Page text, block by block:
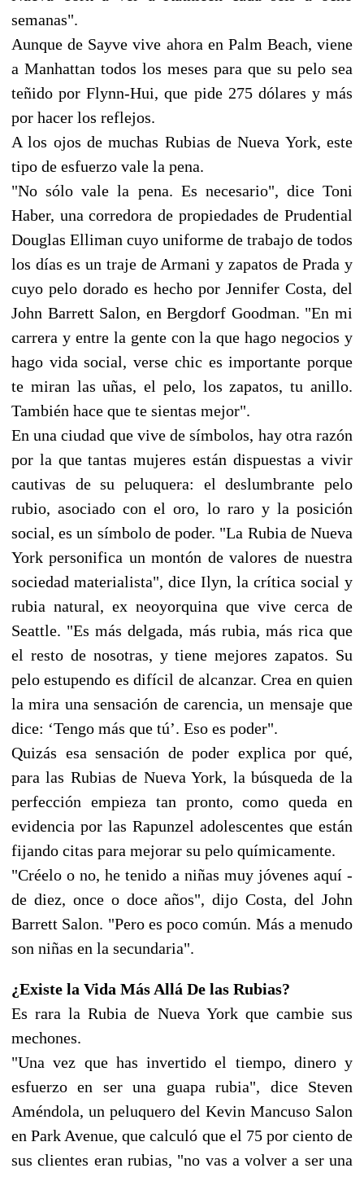
semanas".
Aunque de Sayve vive ahora en Palm Beach, viene
a Manhattan todos los meses para que su pelo sea
teñido por Flynn-Hui, que pide 275 dólares y más
por hacer los reflejos.
A los ojos de muchas Rubias de Nueva York, este
tipo de esfuerzo vale la pena.
"No sólo vale la pena. Es necesario", dice Toni
Haber, una corredora de propiedades de Prudential
Douglas Elliman cuyo uniforme de trabajo de todos
los días es un traje de Armani y zapatos de Prada y
cuyo pelo dorado es hecho por Jennifer Costa, del
John Barrett Salon, en Bergdorf Goodman. "En mi
carrera y entre la gente con la que hago negocios y
hago vida social, verse chic es importante porque
te miran las uñas, el pelo, los zapatos, tu anillo.
También hace que te sientas mejor".
En una ciudad que vive de símbolos, hay otra razón
por la que tantas mujeres están dispuestas a vivir
cautivas de su peluquera: el deslumbrante pelo
rubio, asociado con el oro, lo raro y la posición
social, es un símbolo de poder. "La Rubia de Nueva
York personifica un montón de valores de nuestra
sociedad materialista", dice Ilyn, la crítica social y
rubia natural, ex neoyorquina que vive cerca de
Seattle. "Es más delgada, más rubia, más rica que
el resto de nosotras, y tiene mejores zapatos. Su
pelo estupendo es difícil de alcanzar. Crea en quien
la mira una sensación de carencia, un mensaje que
dice: ‘Tengo más que tú’. Eso es poder".
Quizás esa sensación de poder explica por qué,
para las Rubias de Nueva York, la búsqueda de la
perfección empieza tan pronto, como queda en
evidencia por las Rapunzel adolescentes que están
fijando citas para mejorar su pelo químicamente.
"Créelo o no, he tenido a niñas muy jóvenes aquí -
de diez, once o doce años", dijo Costa, del John
Barrett Salon. "Pero es poco común. Más a menudo
son niñas en la secundaria".
¿Existe la Vida Más Allá De las Rubias?
Es rara la Rubia de Nueva York que cambie sus
mechones.
"Una vez que has invertido el tiempo, dinero y
esfuerzo en ser una guapa rubia", dice Steven
Améndola, un peluquero del Kevin Mancuso Salon
en Park Avenue, que calculó que el 75 por ciento de
sus clientes eran rubias, "no vas a volver a ser una